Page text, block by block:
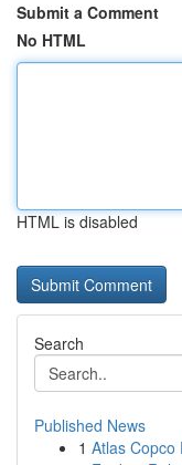
Submit a Comment
No HTML
HTML is disabled
Search
Published News
1 Atlas Copco